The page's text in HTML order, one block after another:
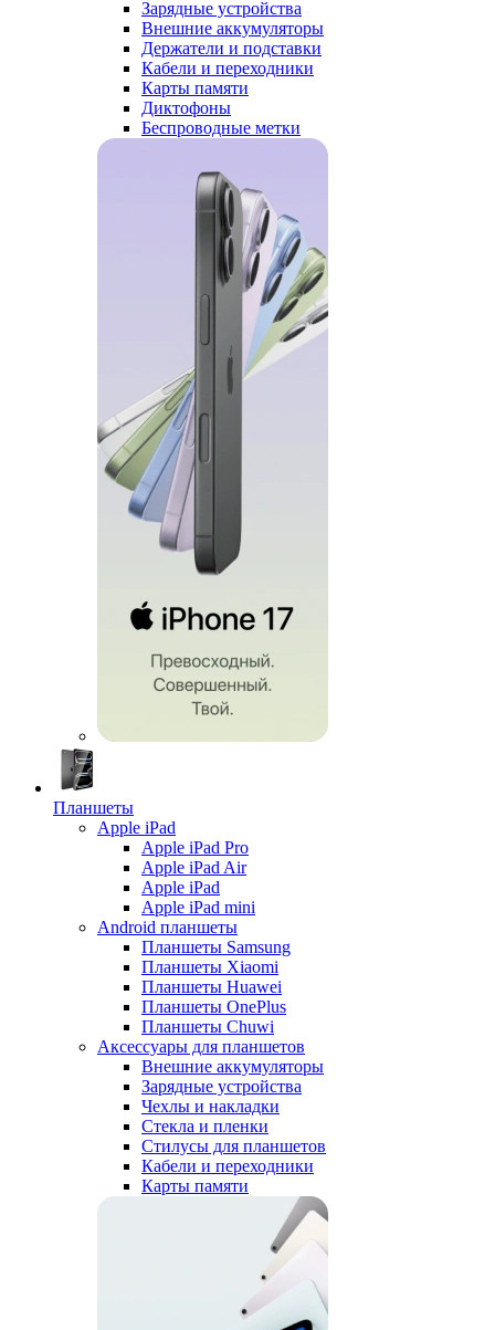
Зарядные устройства
Внешние аккумуляторы
Держатели и подставки
Кабели и переходники
Карты памяти
Диктофоны
Беспроводные метки
Планшеты
Apple iPad
Apple iPad Pro
Apple iPad Air
Apple iPad
Apple iPad mini
Android планшеты
Планшеты Samsung
Планшеты Xiaomi
Планшеты Huawei
Планшеты OnePlus
Планшеты Chuwi
Аксессуары для планшетов
Внешние аккумуляторы
Зарядные устройства
Чехлы и накладки
Стекла и пленки
Стилусы для планшетов
Кабели и переходники
Карты памяти